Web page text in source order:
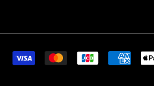
5149352657128
80cm
4806493680458490cm